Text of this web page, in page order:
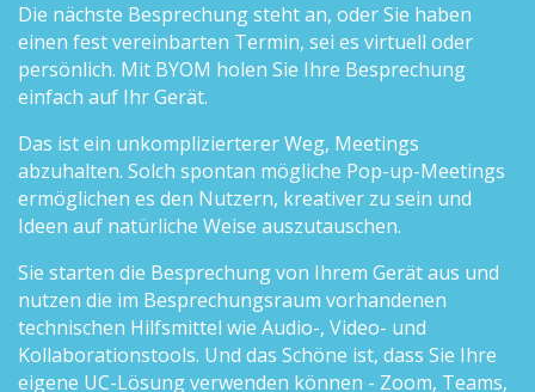
Die nächste Besprechung steht an, oder Sie haben
einen fest vereinbarten Termin, sei es virtuell oder
persönlich. Mit BYOM holen Sie Ihre Besprechung
einfach auf Ihr Gerät.
Das ist ein unkomplizierterer Weg, Meetings
abzuhalten. Solch spontan mögliche Pop-up-Meetings
ermöglichen es den Nutzern, kreativer zu sein und
Ideen auf natürliche Weise auszutauschen.
Sie starten die Besprechung von Ihrem Gerät aus und
nutzen die im Besprechungsraum vorhandenen
technischen Hilfsmittel wie Audio-, Video- und
Kollaborationstools. Und das Schöne ist, dass Sie Ihre
eigene UC-Lösung verwenden können - Zoom, Teams,